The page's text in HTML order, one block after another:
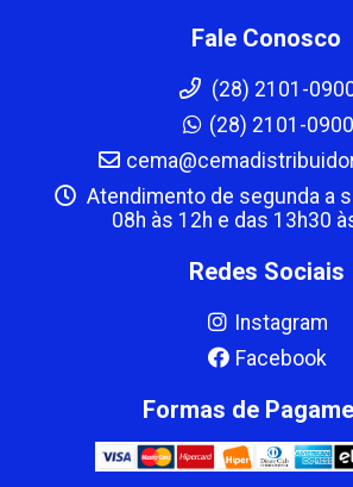
Fale Conosco
(28) 2101-
(28) 2101-0900
Atendimento de segunda a
08h às 12h e das 13h30
Redes Sociais
Instagram
Facebook
Formas de